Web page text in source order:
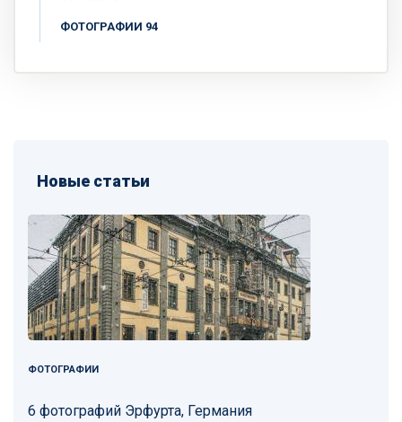
ФОТОГРАФИИ 94
Новые статьи
ФОТОГРАФИИ
6 фотографий Эрфурта, Германия